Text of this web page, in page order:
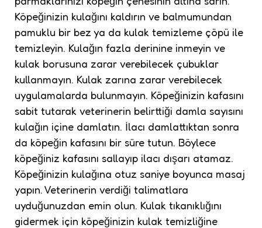
Köpeğinizin kulağını kaldırın ve balmumundan
pamuklu bir bez ya da kulak temizleme çöpü ile
temizleyin. Kulağın fazla derinine inmeyin ve
kulak borusuna zarar verebilecek çubuklar
kullanmayın. Kulak zarına zarar verebilecek
uygulamalarda bulunmayın. Köpeğinizin kafasını
sabit tutarak veterinerin belirttiği damla sayısını
kulağın içine damlatın. İlacı damlattıktan sonra
da köpeğin kafasını bir süre tutun. Böylece
köpeğiniz kafasını sallayıp ilacı dışarı atamaz.
Köpeğinizin kulağına otuz saniye boyunca masaj
yapın. Veterinerin verdiği talimatlara
uyduğunuzdan emin olun. Kulak tıkanıklığını
gidermek için köpeğinizin kulak temizliğine